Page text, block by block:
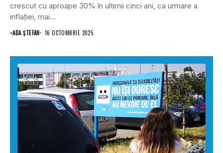
crescut cu aproape 30% în ultimii cinci ani, ca urmare a
inflației, mai...
•ADA ȘTEFAN 16 OCTOMBRIE 2025